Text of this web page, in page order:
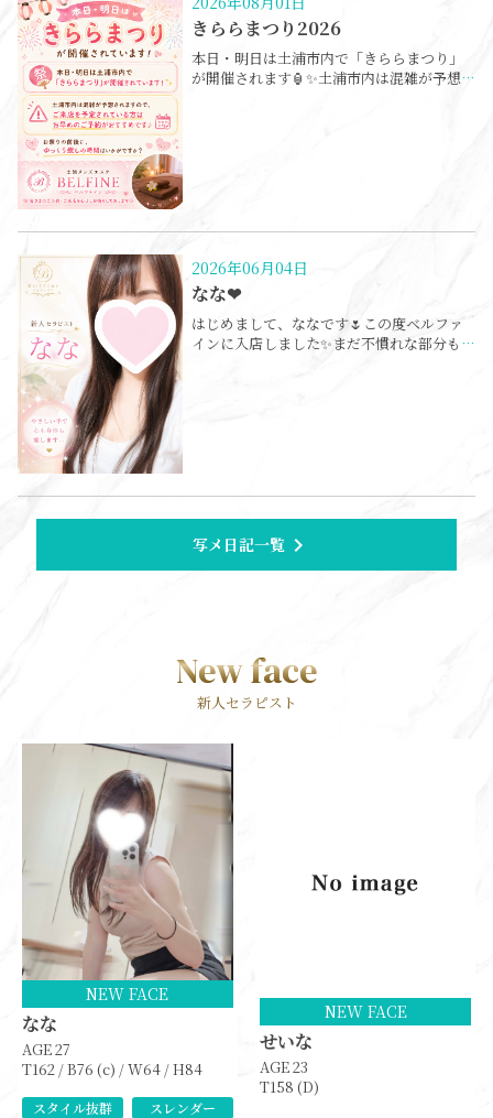
きららまつり2026
本日・明日は土浦市内で「きららまつり」
が開催されます🏮✨土浦市内は混雑が予想
2026年06月04日
なな❤︎
はじめまして、ななです🌷この度ベルファ
インに入店しました✨まだ不慣れな部分も
ております💕ベルファイン新人セラピスト
なな🌸
写メ日記一覧 chevron_right
New face
新人セラピスト
NEW FACE
なな
AGE 27
T162 / B76 (c) / W64 / H84
スタイル抜群
スレンダー
NEW FACE
せいな
AGE 23
T158 (D)